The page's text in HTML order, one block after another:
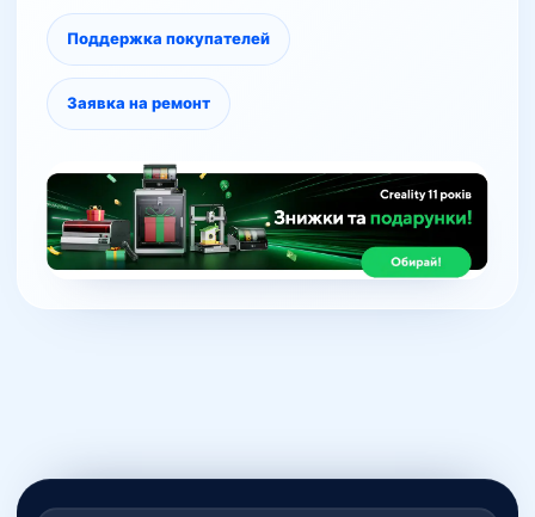
Поддержка покупателей
Заявка на ремонт